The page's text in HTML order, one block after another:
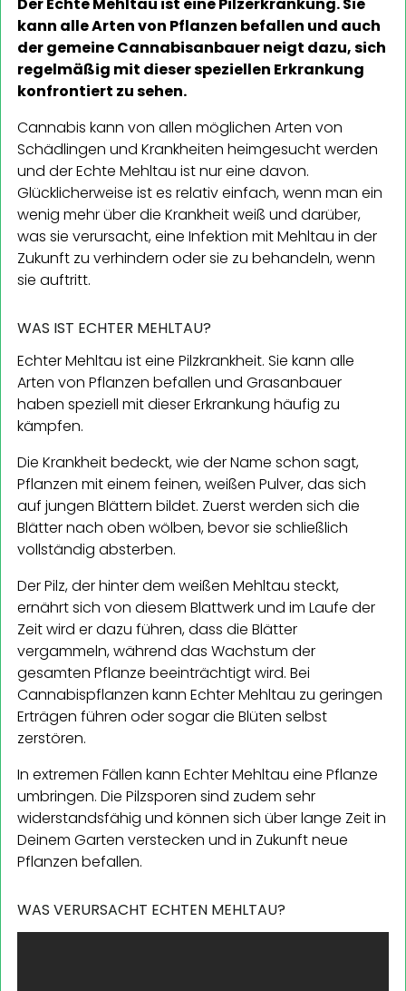
Der Echte Mehltau ist eine Pilzerkrankung. Sie
kann alle Arten von Pflanzen befallen und auch
der gemeine Cannabisanbauer neigt dazu, sich
regelmäßig mit dieser speziellen Erkrankung
konfrontiert zu sehen.
Cannabis kann von allen möglichen Arten von
Schädlingen und Krankheiten heimgesucht werden
und der Echte Mehltau ist nur eine davon.
Glücklicherweise ist es relativ einfach, wenn man ein
wenig mehr über die Krankheit weiß und darüber,
was sie verursacht, eine Infektion mit Mehltau in der
Zukunft zu verhindern oder sie zu behandeln, wenn
sie auftritt.
WAS IST ECHTER MEHLTAU?
Echter Mehltau ist eine Pilzkrankheit. Sie kann alle
Arten von Pflanzen befallen und Grasanbauer
haben speziell mit dieser Erkrankung häufig zu
kämpfen.
Die Krankheit bedeckt, wie der Name schon sagt,
Pflanzen mit einem feinen, weißen Pulver, das sich
auf jungen Blättern bildet. Zuerst werden sich die
Blätter nach oben wölben, bevor sie schließlich
vollständig absterben.
Der Pilz, der hinter dem weißen Mehltau steckt,
ernährt sich von diesem Blattwerk und im Laufe der
Zeit wird er dazu führen, dass die Blätter
vergammeln, während das Wachstum der
gesamten Pflanze beeinträchtigt wird. Bei
Cannabispflanzen kann Echter Mehltau zu geringen
Erträgen führen oder sogar die Blüten selbst
zerstören.
In extremen Fällen kann Echter Mehltau eine Pflanze
umbringen. Die Pilzsporen sind zudem sehr
widerstandsfähig und können sich über lange Zeit in
Deinem Garten verstecken und in Zukunft neue
Pflanzen befallen.
WAS VERURSACHT ECHTEN MEHLTAU?